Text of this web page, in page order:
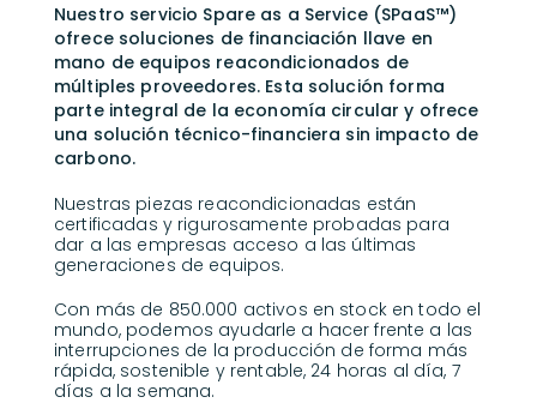
Nuestro servicio Spare as a Service (SPaaS™)
ofrece soluciones de financiación llave en
mano de equipos reacondicionados de
múltiples proveedores. Esta solución forma
parte integral de la economía circular y ofrece
una solución técnico-financiera sin impacto de
carbono.
Nuestras piezas reacondicionadas están
certificadas y rigurosamente probadas para
dar a las empresas acceso a las últimas
generaciones de equipos.
Con más de 850.000 activos en stock en todo el
mundo, podemos ayudarle a hacer frente a las
interrupciones de la producción de forma más
rápida, sostenible y rentable, 24 horas al día, 7
días a la semana.